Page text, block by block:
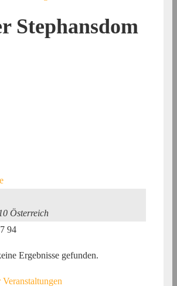
Stephansdom
Österreich
94
Ergebnisse gefunden.